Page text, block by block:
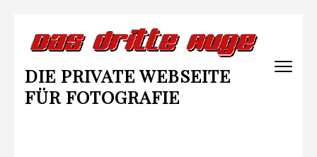
Inhalt
springen
(Enter
drücken)
DIE PRIVATE WEBSEITE
FÜR FOTOGRAFIE